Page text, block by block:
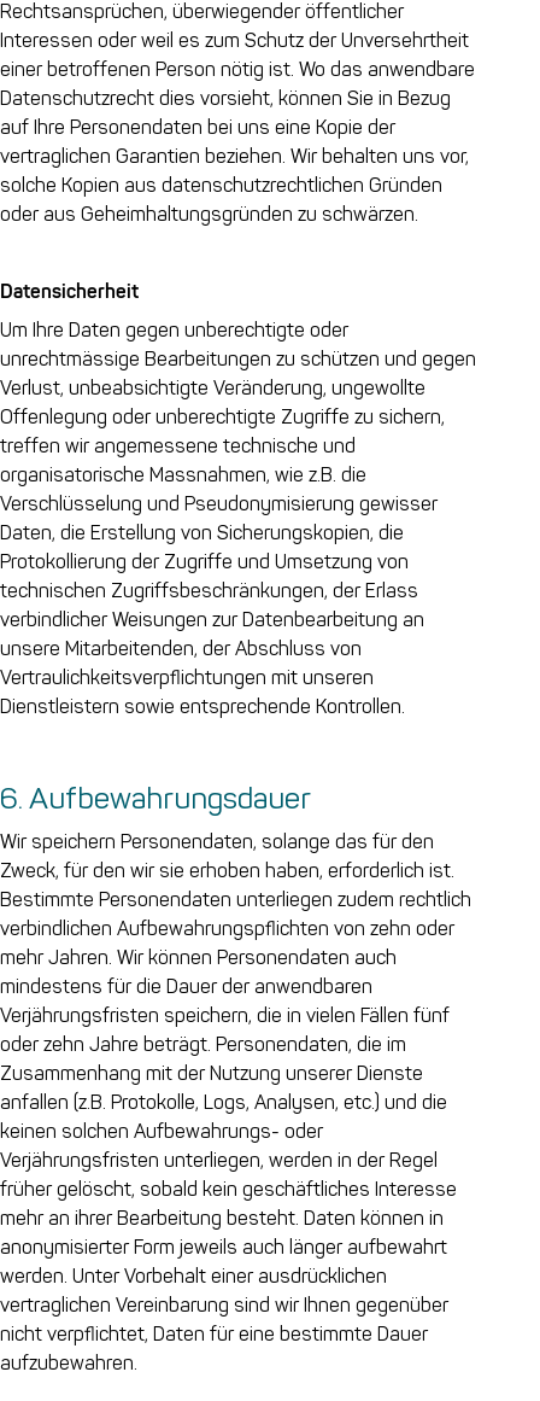
Rechtsansprüchen, überwiegender öffentlicher
Interessen oder weil es zum Schutz der Unversehrtheit
einer betroffenen Person nötig ist. Wo das anwendbare
Datenschutzrecht dies vorsieht, können Sie in Bezug
auf Ihre Personendaten bei uns eine Kopie der
vertraglichen Garantien beziehen. Wir behalten uns vor,
solche Kopien aus datenschutzrechtlichen Gründen
oder aus Geheimhaltungsgründen zu schwärzen.
Datensicherheit
Um Ihre Daten gegen unberechtigte oder
unrechtmässige Bearbeitungen zu schützen und gegen
Verlust, unbeabsichtigte Veränderung, ungewollte
Offenlegung oder unberechtigte Zugriffe zu sichern,
treffen wir angemessene technische und
organisatorische Massnahmen, wie z.B. die
Verschlüsselung und Pseudonymisierung gewisser
Daten, die Erstellung von Sicherungskopien, die
Protokollierung der Zugriffe und Umsetzung von
technischen Zugriffsbeschränkungen, der Erlass
verbindlicher Weisungen zur Datenbearbeitung an
unsere Mitarbeitenden, der Abschluss von
Vertraulichkeitsverpflichtungen mit unseren
Dienstleistern sowie entsprechende Kontrollen.
6. Aufbewahrungsdauer
Wir speichern Personendaten, solange das für den
Zweck, für den wir sie erhoben haben, erforderlich ist.
Bestimmte Personendaten unterliegen zudem rechtlich
verbindlichen Aufbewahrungspflichten von zehn oder
mehr Jahren. Wir können Personendaten auch
mindestens für die Dauer der anwendbaren
Verjährungsfristen speichern, die in vielen Fällen fünf
oder zehn Jahre beträgt. Personendaten, die im
Zusammenhang mit der Nutzung unserer Dienste
anfallen (z.B. Protokolle, Logs, Analysen, etc.) und die
keinen solchen Aufbewahrungs- oder
Verjährungsfristen unterliegen, werden in der Regel
früher gelöscht, sobald kein geschäftliches Interesse
mehr an ihrer Bearbeitung besteht. Daten können in
anonymisierter Form jeweils auch länger aufbewahrt
werden. Unter Vorbehalt einer ausdrücklichen
vertraglichen Vereinbarung sind wir Ihnen gegenüber
nicht verpflichtet, Daten für eine bestimmte Dauer
aufzubewahren.